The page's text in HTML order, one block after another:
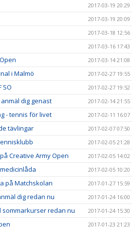
2017-03-19 20:29
2017-03-19 20:09
2017-03-18 12:56
2017-03-16 17:43
2017-03-14 21:08
i Malmö 2017-02-27 19:55
SO 2017-02-27 19:52
dig genast 2017-02-14 21:55
- tennis för livet 2017-02-11 16:07
tävlingar 2017-02-07 07:50
2017-02-05 21:28
Creative Army Open 2017-02-05 14:02
2017-02-05 10:20
på Matchskolan 2017-01-27 15:59
dig redan nu 2017-01-24 16:00
redan nu 2017-01-24 15:30
2017-01-23 21:23